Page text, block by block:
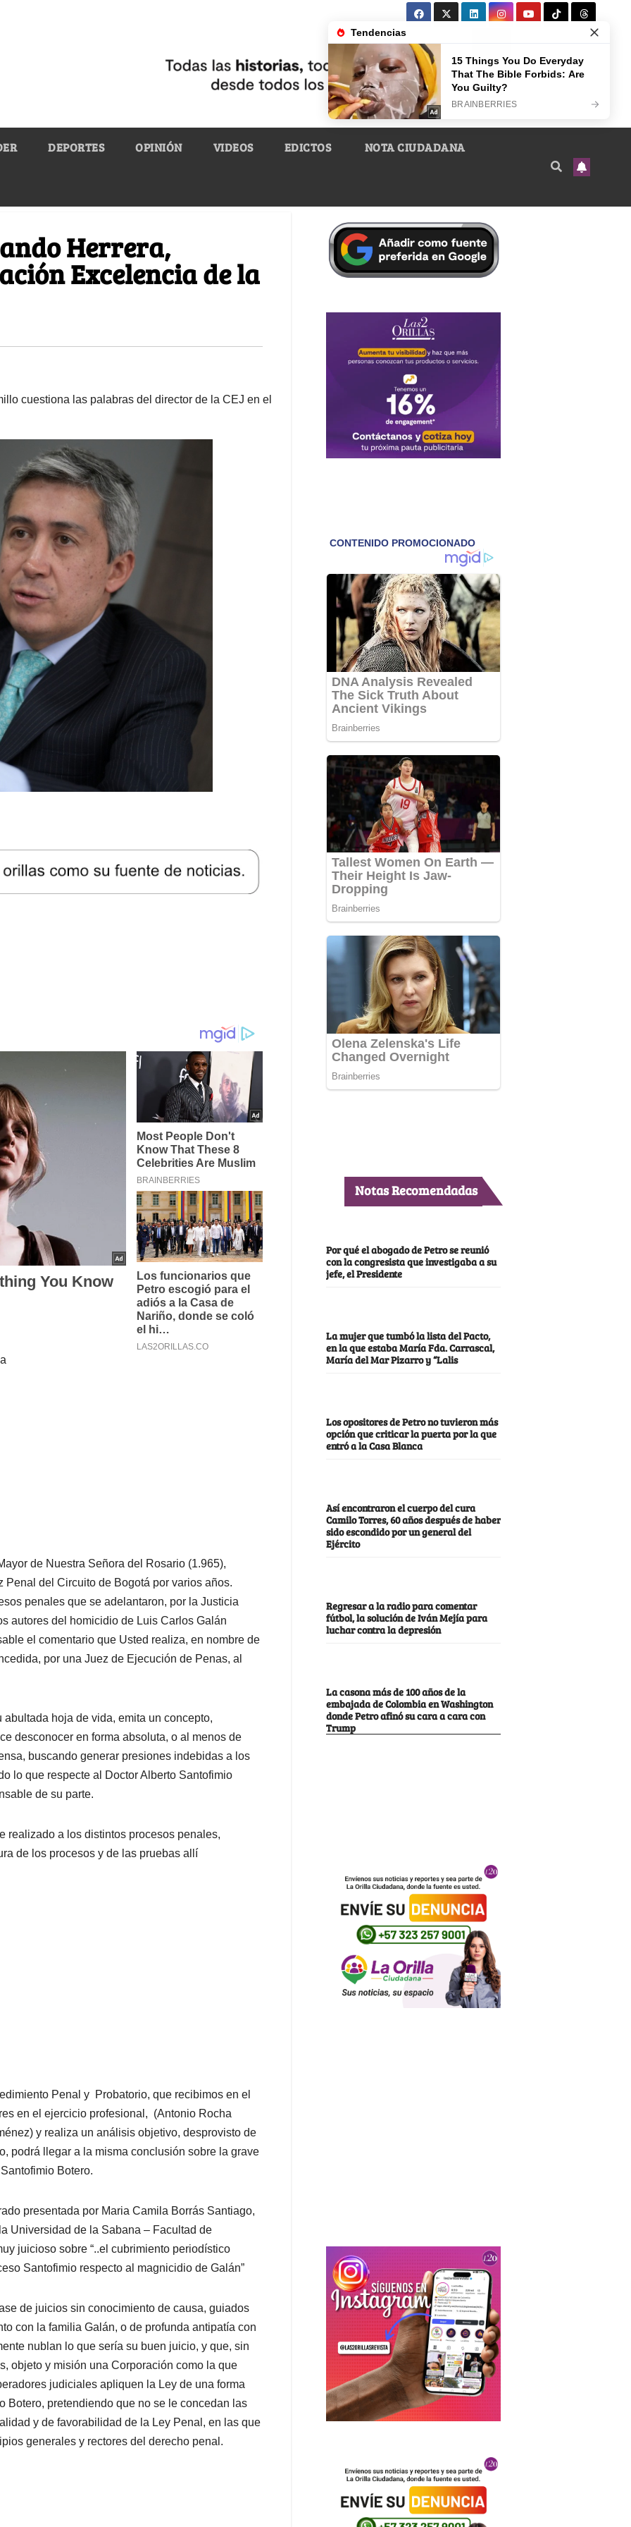
DEPORTES OPINIÓN VIDEOS EDICTOS NOTA CIUDADANA
Herrera,
Excelencia de la
cuestiona las palabras del director de la CEJ en el
de Nuestra Señora del Rosario (1.965),
del Circuito de Bogotá por varios años.
penales que se adelantaron, por la Justicia
autores del homicidio de Luis Carlos Galán
el comentario que Usted realiza, en nombre de
por una Juez de Ejecución de Penas, al
abultada hoja de vida, emita un concepto,
desconocer en forma absoluta, o al menos de
, buscando generar presiones indebidas a los
lo que respecte al Doctor Alberto Santofimio
de su parte.
realizado a los distintos procesos penales,
de los procesos y de las pruebas allí
Penal y Probatorio, que recibimos en el
en el ejercicio profesional, (Antonio Rocha
y realiza un análisis objetivo, desprovisto de
podrá llegar a la misma conclusión sobre la grave
Botero.
presentada por Maria Camila Borrás Santiago,
Universidad de la Sabana – Facultad de
juicioso sobre “..el cubrimiento periodístico
Santofimio respecto al magnicidio de Galán”
de juicios sin conocimiento de causa, guiados
con la familia Galán, o de profunda antipatía con
nublan lo que sería su buen juicio, y que, sin
objeto y misión una Corporación como la que
judiciales apliquen la Ley de una forma
Botero, pretendiendo que no se le concedan las
y de favorabilidad de la Ley Penal, en las que
generales y rectores del derecho penal.
Notas Recomendadas
Por qué el abogado de Petro se reunió
con la congresista que investigaba a su
jefe, el Presidente
La mujer que tumbó la lista del Pacto,
en la que estaba María Fda. Carrascal,
María del Mar Pizarro y “Lalis
Los opositores de Petro no tuvieron más
opción que criticar la puerta por la que
entró a la Casa Blanca
Así encontraron el cuerpo del cura
Camilo Torres, 60 años después de haber
sido escondido por un general del
Ejército
Regresar a la radio para comentar
fútbol, la solución de Iván Mejía para
luchar contra la depresión
La casona más de 100 años de la
embajada de Colombia en Washington
donde Petro afinó su cara a cara con
Trump